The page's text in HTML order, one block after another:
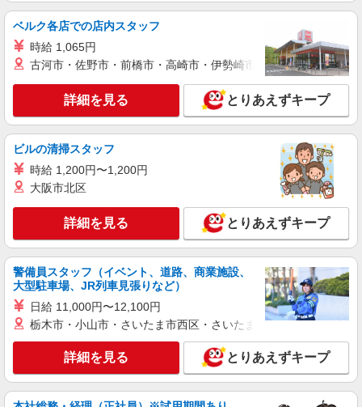
キープ 詳細を見る
職業紹介
株式会社kotrio /●YK-S-2083470
無理ないシフトで資格ゲット！住宅型有料老人
ホームのパート職員
時給1550円〜2312円 ＜交通費全支給(ガソリ
横浜市神奈川区橋本町 最寄り駅：東神奈川
キープ 詳細を見る
株式会社kotrio /●YK-S-2097987
介護職の正社員で夜勤一切ナシ！デイサービス
★鶴巻温泉駅
【正社員】月給240,000〜400,000円 ・基本
給：200,000円〜220,000円 ・資格手当：10,000〜
30,000円 ・役職手当：10,000〜70,000円 ・処遇改
により変動） ・固定残業手当：20,000円（10時
間） ※固定残業時間を超過する場合には超過勤務
手当として別途支給 ・夜勤手当：10,000円/1回
（上記給与とは別に支給） 下記資格をお持ちの方
神奈川県秦野市
キープ 詳細を見る
職業紹介
ベルク各店での店内スタッフ
時給 1,065円
古河市・佐野市・前橋市・高崎市・伊勢崎市・太田市・館林市
詳細を見る とりあえずキープ
ビルの清掃スタッフ
時給 1,200円〜1,200円
大阪市北区
詳細を見る とりあえずキープ
警備員スタッフ（イベント、道路、商業施設、
大型駐車場、JR列車見張りなど）
日給 11,000円〜12,100円
栃木市・小山市・さいたま市西区・さいたま市岩槻区・久喜市・
詳細を見る とりあえずキープ